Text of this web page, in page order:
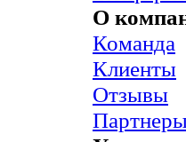
О
Команда
Клиенты
Отзывы